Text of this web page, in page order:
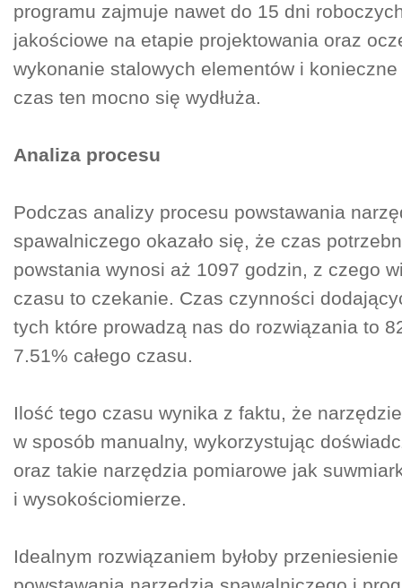
programu zajmuje nawet do 15 dni
jakościowe na etapie projektowania oraz
wykonanie stalowych elementów i
czas ten mocno się wydłuża.
Analiza procesu
Podczas analizy procesu powstawania
spawalniczego okazało się, że czas
powstania wynosi aż 1097 godzin, z czego
czasu to czekanie. Czas czynności
tych które prowadzą nas do rozwiązania to
7.51% całego czasu.
Ilość tego czasu wynika z faktu, że
w sposób manualny, wykorzystując
oraz takie narzędzia pomiarowe jak
i wysokościomierze.
Idealnym rozwiązaniem byłoby